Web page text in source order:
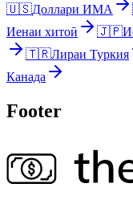
🇺🇸Доллари ИМА
Иенаи хитоӣ
🇯🇵
🇹🇷Лираи Туркия
Канада
Footer